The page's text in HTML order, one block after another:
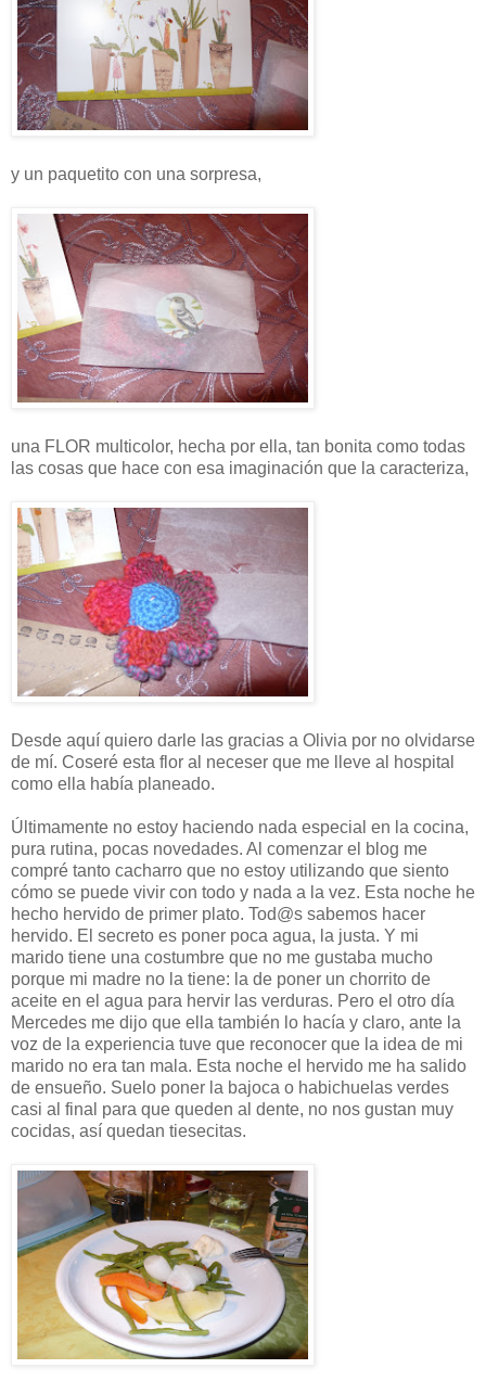
y un paquetito con una sorpresa,
una FLOR multicolor, hecha por ella, tan bonita como todas
las cosas que hace con esa imaginación que la caracteriza,
Desde aquí quiero darle las gracias a Olivia por no olvidarse
de mí. Coseré esta flor al neceser que me lleve al hospital
como ella había planeado.
Últimamente no estoy haciendo nada especial en la cocina,
pura rutina, pocas novedades. Al comenzar el blog me
compré tanto cacharro que no estoy utilizando que siento
cómo se puede vivir con todo y nada a la vez. Esta noche he
hecho hervido de primer plato. Tod@s sabemos hacer
hervido. El secreto es poner poca agua, la justa. Y mi
marido tiene una costumbre que no me gustaba mucho
porque mi madre no la tiene: la de poner un chorrito de
aceite en el agua para hervir las verduras. Pero el otro día
Mercedes me dijo que ella también lo hacía y claro, ante la
voz de la experiencia tuve que reconocer que la idea de mi
marido no era tan mala. Esta noche el hervido me ha salido
de ensueño. Suelo poner la bajoca o habichuelas verdes
casi al final para que queden al dente, no nos gustan muy
cocidas, así quedan tiesecitas.